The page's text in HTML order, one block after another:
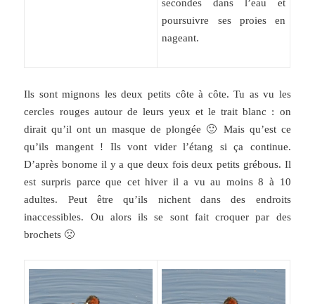
secondes dans l’eau et
poursuivre ses proies en
nageant.
Ils sont mignons les deux petits côte à côte. Tu as vu les
cercles rouges autour de leurs yeux et le trait blanc : on
dirait qu’il ont un masque de plongée 🙂 Mais qu’est ce
qu’ils mangent ! Ils vont vider l’étang si ça continue.
D’après bonome il y a que deux fois deux petits grébous. Il
est surpris parce que cet hiver il a vu au moins 8 à 10
adultes. Peut être qu’ils nichent dans des endroits
inaccessibles. Ou alors ils se sont fait croquer par des
brochets 🙁